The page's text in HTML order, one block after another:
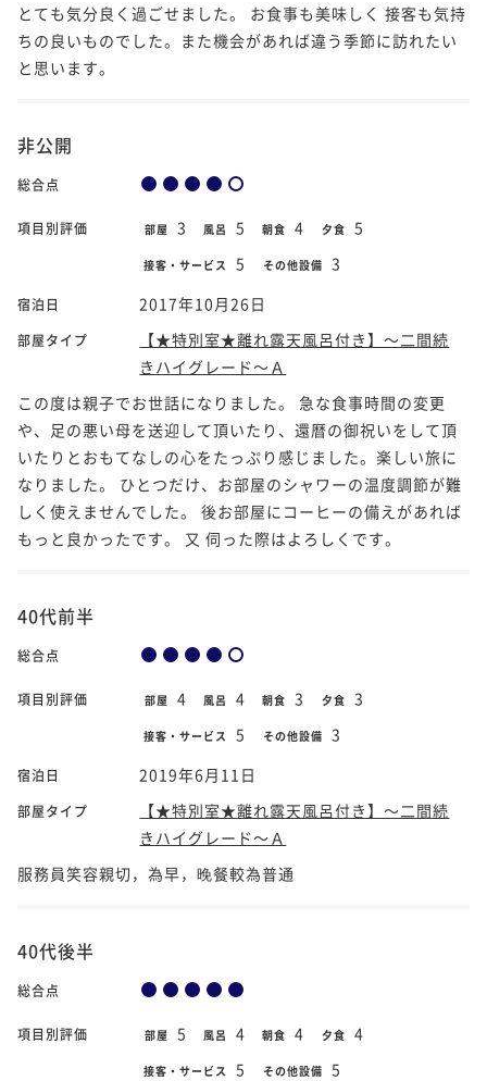
とても気分良く過ごせました。 お食事も美味しく 接客も気持
ちの良いものでした。また機会があれば違う季節に訪れたい
と思います。
非公開
総合点
項目別評価 部屋 3 風呂 5 朝食 4 夕食 5
接客・サービス 5 その他設備 3
宿泊日 2017年10月26日
部屋タイプ
【★特別室★離れ露天風呂付き】～二間続
きハイグレード～Ａ
この度は親子でお世話になりました。 急な食事時間の変更
や、足の悪い母を送迎して頂いたり、還暦の御祝いをして頂
いたりとおもてなしの心をたっぷり感じました。楽しい旅に
なりました。 ひとつだけ、お部屋のシャワーの温度調節が難
しく使えませんでした。 後お部屋にコーヒーの備えがあれば
もっと良かったです。 又 伺った際はよろしくです。
40代前半
総合点
項目別評価 部屋 4 風呂 4 朝食 3 夕食 3
接客・サービス 5 その他設備 3
宿泊日 2019年6月11日
部屋タイプ
【★特別室★離れ露天風呂付き】～二間続
きハイグレード～Ａ
服務員笑容親切，為早，晚餐較為普通
40代後半
総合点
項目別評価 部屋 5 風呂 4 朝食 4 夕食 4
接客・サービス 5 その他設備 5